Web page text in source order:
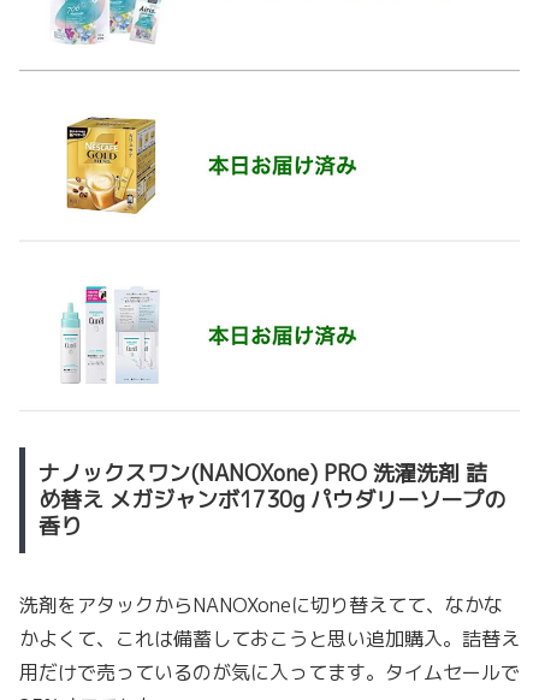
ナノックスワン(NANOXone) PRO 洗濯洗剤 詰
め替え メガジャンボ1730g パウダリーソープの
香り
洗剤をアタックからNANOXoneに切り替えてて、なかな
かよくて、これは備蓄しておこうと思い追加購入。詰替え
用だけで売っているのが気に入ってます。タイムセールで